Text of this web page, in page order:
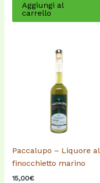
Aggiungi al
carrello
Paccalupo – Liquore al
finocchietto marino
15,00€